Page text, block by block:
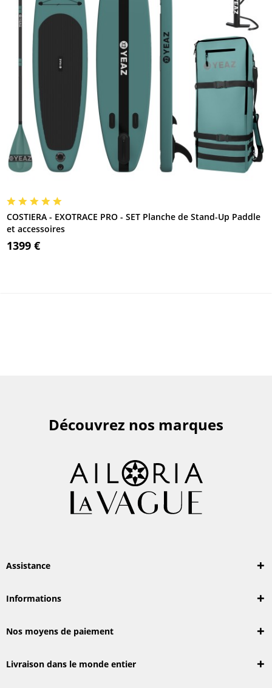
COSTIERA - EXOTRACE PRO - SET Planche de Stand-Up Paddle
et accessoires
1399 €
Découvrez nos marques
Assistance
Informations
Nos moyens de paiement
Livraison dans le monde entier